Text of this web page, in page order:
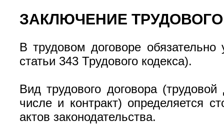
ЗАКЛЮЧЕНИЕ
В трудовом договоре обязательно
статьи 343 Трудового кодекса).
Вид трудового договора
числе и контракт) определяется
актов законодательства.